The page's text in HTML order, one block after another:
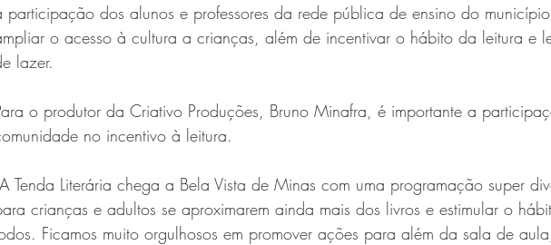
participação dos alunos e professores da rede pública de ensino do
o acesso à cultura a crianças, além de incentivar o hábito da leitura e
lazer.
o produtor da Criativo Produções, Bruno Minafra, é importante a
no incentivo à leitura.
Tenda Literária chega a Bela Vista de Minas com uma programação super
crianças e adultos se aproximarem ainda mais dos livros e estimular o
Ficamos muito orgulhosos em promover ações para além da sala de